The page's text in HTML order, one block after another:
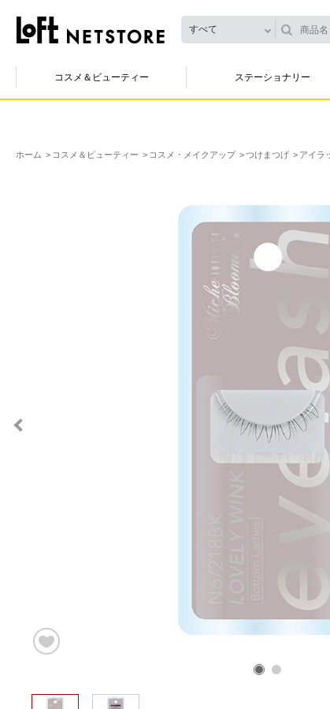
すべて
コスメ＆ビューティー ステーショナリー
ホーム コスメ＆ビューティー コスメ・メイクアップ つけまつげ アイラ